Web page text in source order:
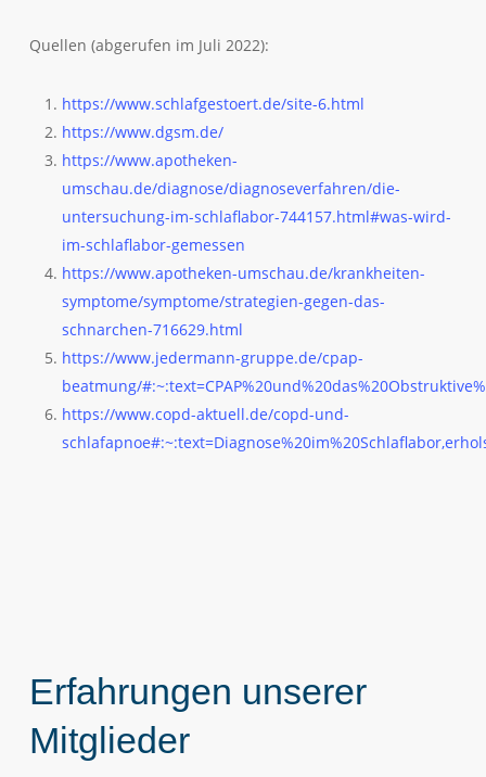
Quellen (abgerufen im Juli 2022):
https://www.schlafgestoert.de/site-6.html
https://www.dgsm.de/
https://www.apotheken-
umschau.de/diagnose/diagnoseverfahren/die-
untersuchung-im-schlaflabor-744157.html#was-wird-
im-schlaflabor-gemessen
https://www.apotheken-umschau.de/krankheiten-
symptome/symptome/strategien-gegen-das-
schnarchen-716629.html
https://www.jedermann-gruppe.de/cpap-
beatmung/
https://www.copd-aktuell.de/copd-und-
Erfahrungen unserer
Mitglieder